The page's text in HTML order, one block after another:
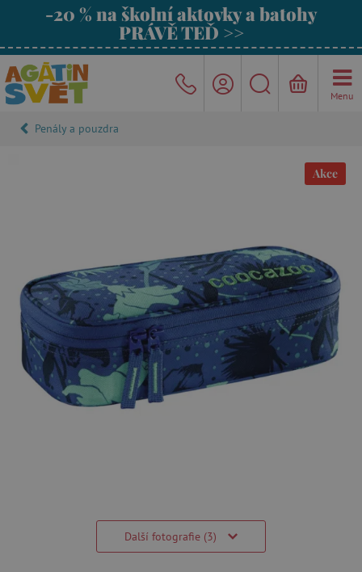
-20 % na školní aktovky a batohy
PRÁVĚ TEĎ >>
Menu
Penály a pouzdra
Akce
Další fotografie (3)